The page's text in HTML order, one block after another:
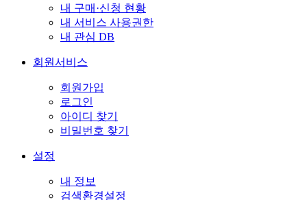
내 구매·신청 현황
내 서비스 사용권한
내 관심 DB
회원서비스
회원가입
로그인
아이디 찾기
비밀번호 찾기
설정
내 정보
검색환경설정